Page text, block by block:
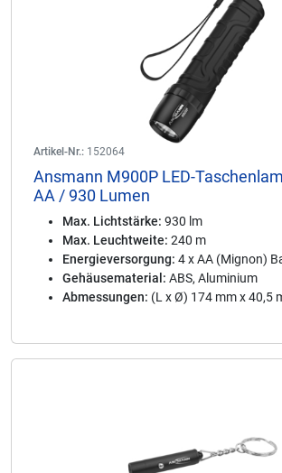
Artikel-Nr.: 152064
Ansmann M900P LED-
AA / 930 Lumen
Max. Lichtstärke: 930 lm
Max. Leuchtweite: 240 m
Energieversorgung: 4 x AA (Mignon)
Gehäusematerial: ABS, Aluminium
Abmessungen: (L x Ø) 174 mm x 40,5